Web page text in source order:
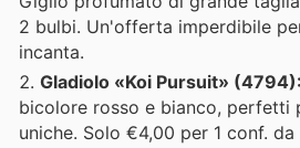
2 bulbi. Un'offerta imperdibile
incanta.
Gladiolo «Koi Pursuit» (4794):
bicolore rosso e bianco, perfetti
uniche. Solo €4,00 per 1 conf. da